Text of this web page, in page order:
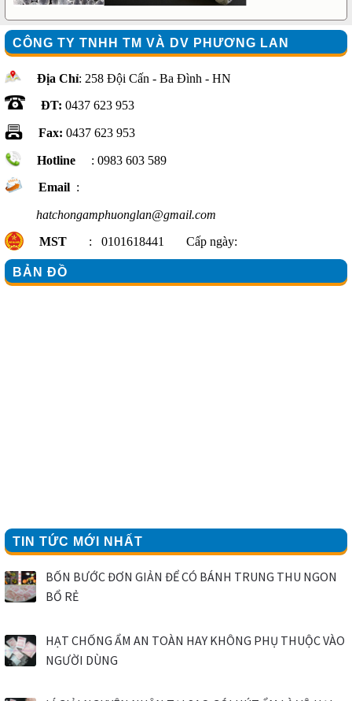
CÔNG TY TNHH TM VÀ DV PHƯƠNG LAN
Địa Chỉ: 258 Đội Cấn - Ba Đình - HN
ĐT: 0437 623 953
Fax: 0437 623 953
Hotline : 0983 603 589
Email :
hatchongamphuonglan@gmail.com
MST : 0101618441 Cấp ngày:
BẢN ĐỒ
TIN TỨC MỚI NHẤT
BỐN BƯỚC ĐƠN GIẢN ĐỂ CÓ BÁNH TRUNG THU NGON
BỔ RẺ
HẠT CHỐNG ẨM AN TOÀN HAY KHÔNG PHỤ THUỘC VÀO
NGƯỜI DÙNG